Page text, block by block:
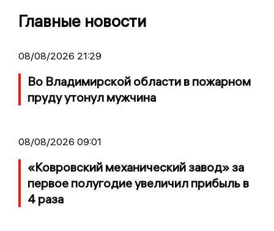
Главные новости
08/08/2026 21:29
Во Владимирской области в пожарном
пруду утонул мужчина
08/08/2026 09:01
«Ковровский механический завод» за
первое полугодие увеличил прибыль в
4 раза